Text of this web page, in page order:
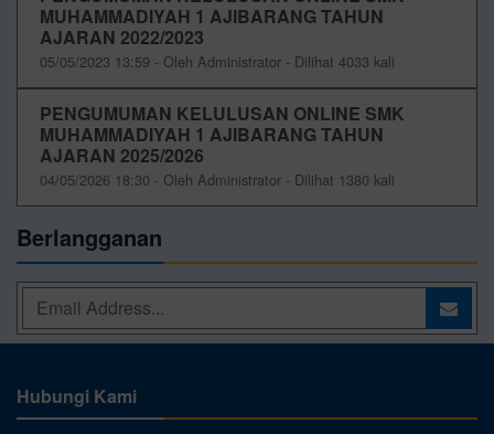
MUHAMMADIYAH 1 AJIBARANG TAHUN
AJARAN 2022/2023
05/05/2023 13:59 - Oleh Administrator - Dilihat 4033 kali
PENGUMUMAN KELULUSAN ONLINE SMK
MUHAMMADIYAH 1 AJIBARANG TAHUN
AJARAN 2025/2026
04/05/2026 18:30 - Oleh Administrator - Dilihat 1380 kali
Berlangganan
Hubungi Kami